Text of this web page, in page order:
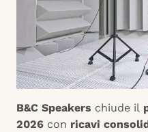
B&C Speakers chiude il
2026 con ricavi